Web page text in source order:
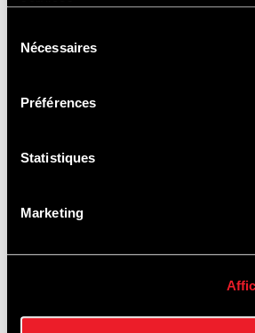
Nécessaires
Préférences
Statistiques
Marketing
PISTEDOPEN